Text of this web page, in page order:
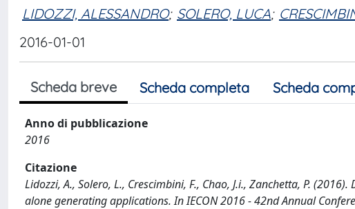
LIDOZZI, ALESSANDRO; SOLERO, LUCA;
2016-01-01
Scheda breve Scheda completa Scheda
Anno di pubblicazione
2016
Citazione
Lidozzi, A., Solero, L., Crescimbini, F., Chao, J.i., Zanchetta, P.
alone generating applications. In IECON 2016 - 42nd Annual